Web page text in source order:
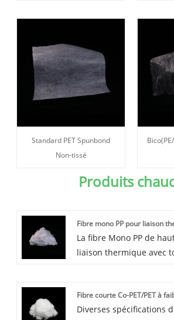
Standard PET Spunbond
Non-tissé
Produits
Fibre mono PP pour liaison
La fibre Mono PP de
liaison thermique avec
clients européens,
asiatiques, nous avons
Fibre courte Co-PET/PET à
Diverses spécifications